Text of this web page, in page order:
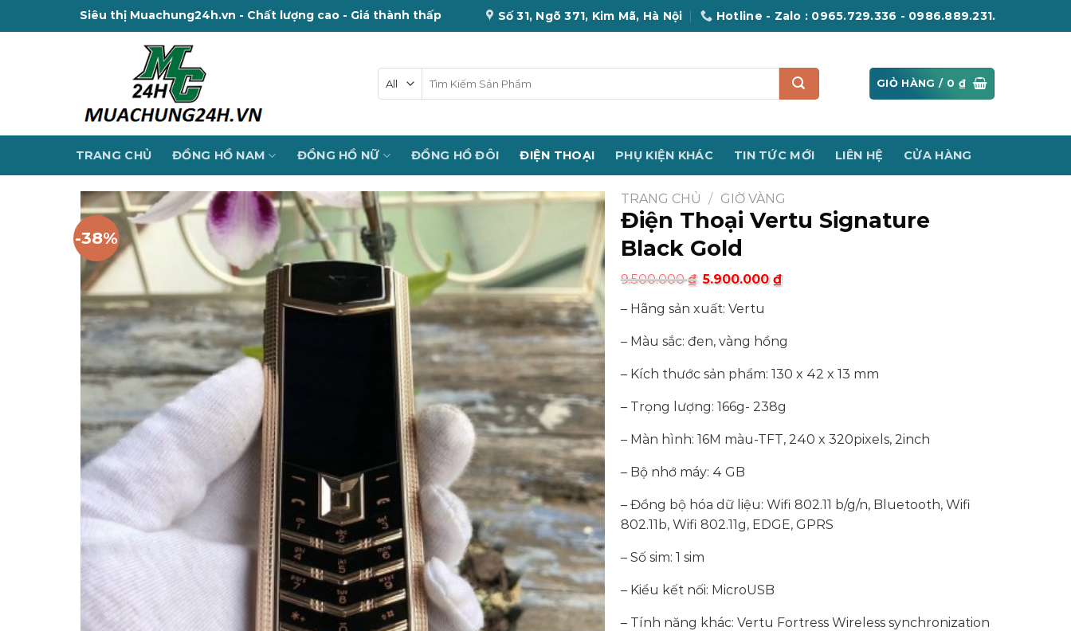
to
Siêu thị Muachung24h.vn - Chất lượng cao - Giá thành thấp Số 31, Ngõ 371, Kim Mã, Hà Nội Hotline - Zalo : 0965.729.336 - 0986.889.231.
kiếm:
GIỎ HÀNG / 0 ₫
TRANG CHỦ ĐỒNG HỒ NAM ĐỒNG HỒ NỮ ĐỒNG HỒ ĐÔI ĐIỆN THOẠI PHỤ KIỆN KHÁC TIN TỨC MỚI LIÊN HỆ CỬA HÀNG
-38%
TRANG CHỦ / GIỜ VÀNG
Điện Thoại Vertu Signature
Black Gold
9.500.000₫ 5.900.000₫
– Hãng sản xuất: Vertu
– Màu sắc: đen, vàng hồng
– Kích thước sản phẩm: 130 x 42 x 13 mm
– Trọng lượng: 166g- 238g
– Màn hình: 16M màu-TFT, 240 x 320pixels, 2inch
– Bộ nhớ máy: 4 GB
– Đồng bộ hóa dữ liệu: Wifi 802.11 b/g/n, Bluetooth, Wifi
802.11b, Wifi 802.11g, EDGE, GPRS
– Số sim: 1 sim
– Kiểu kết nối: MicroUSB
– Tính năng khác: Vertu Fortress Wireless synchronization